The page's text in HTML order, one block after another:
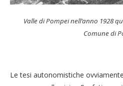
Valle di Pompei nell’anno 1928
Comune di
Le tesi autonomistiche